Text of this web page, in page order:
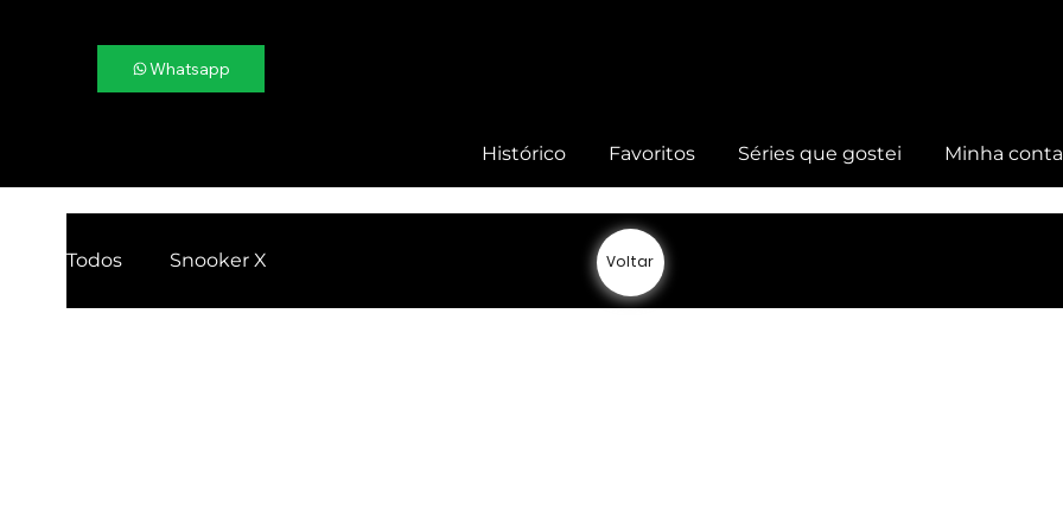
Whatsapp
Histórico Favoritos Séries que gostei Minha conta
Todos Snooker X Voltar